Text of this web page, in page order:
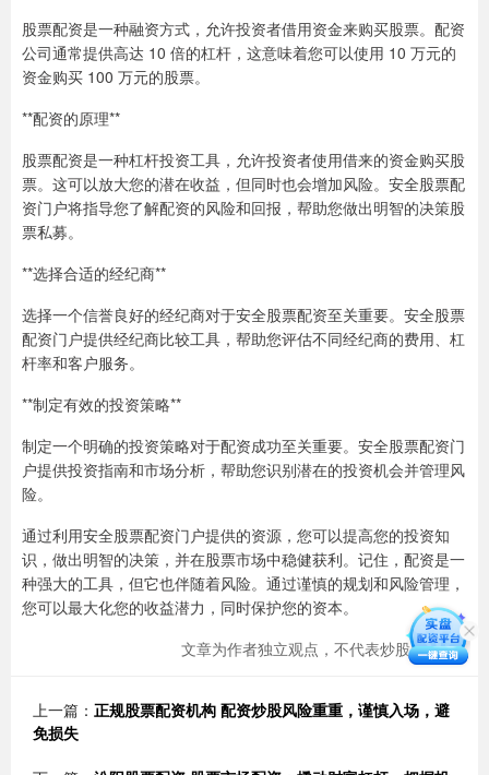
股票配资是一种融资方式，允许投资者借用资金来购买股票。配资
公司通常提供高达 10 倍的杠杆，这意味着您可以使用 10 万元的
资金购买 100 万元的股票。
**配资的原理**
股票配资是一种杠杆投资工具，允许投资者使用借来的资金购买股
票。这可以放大您的潜在收益，但同时也会增加风险。安全股票配
资门户将指导您了解配资的风险和回报，帮助您做出明智的决策股
票私募。
**选择合适的经纪商**
选择一个信誉良好的经纪商对于安全股票配资至关重要。安全股票
配资门户提供经纪商比较工具，帮助您评估不同经纪商的费用、杠
杆率和客户服务。
**制定有效的投资策略**
制定一个明确的投资策略对于配资成功至关重要。安全股票配资门
户提供投资指南和市场分析，帮助您识别潜在的投资机会并管理风
险。
通过利用安全股票配资门户提供的资源，您可以提高您的投资知
识，做出明智的决策，并在股票市场中稳健获利。记住，配资是一
种强大的工具，但它也伴随着风险。通过谨慎的规划和风险管理，
您可以最大化您的收益潜力，同时保护您的资本。
文章为作者独立观点，不代表炒股网观点
上一篇： 正规股票配资机构 配资炒股风险重重，谨慎入场，避
免损失